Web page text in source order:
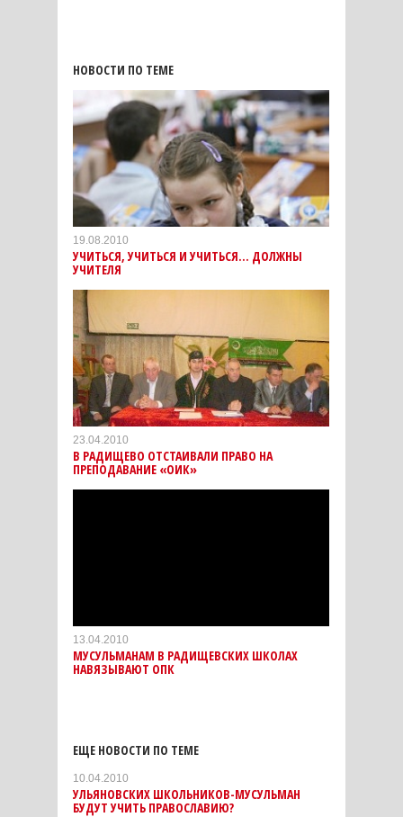
НОВОСТИ ПО ТЕМЕ
19.08.2010
УЧИТЬСЯ, УЧИТЬСЯ И УЧИТЬСЯ... ДОЛЖНЫ
УЧИТЕЛЯ
23.04.2010
В РАДИЩЕВО ОТСТАИВАЛИ ПРАВО НА
ПРЕПОДАВАНИЕ «ОИК»
13.04.2010
МУСУЛЬМАНАМ В РАДИЩЕВСКИХ ШКОЛАХ
НАВЯЗЫВАЮТ ОПК
ЕЩЕ НОВОСТИ ПО ТЕМЕ
10.04.2010
УЛЬЯНОВСКИХ ШКОЛЬНИКОВ-МУСУЛЬМАН
БУДУТ УЧИТЬ ПРАВОСЛАВИЮ?